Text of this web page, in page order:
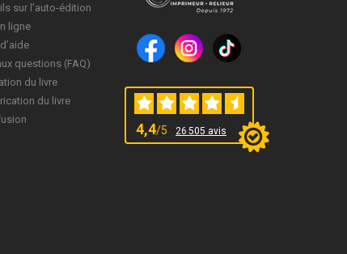
sur l’auto-édition
ligne
questions (FAQ)
du livre
du livre
4,4/5 26 505 avis